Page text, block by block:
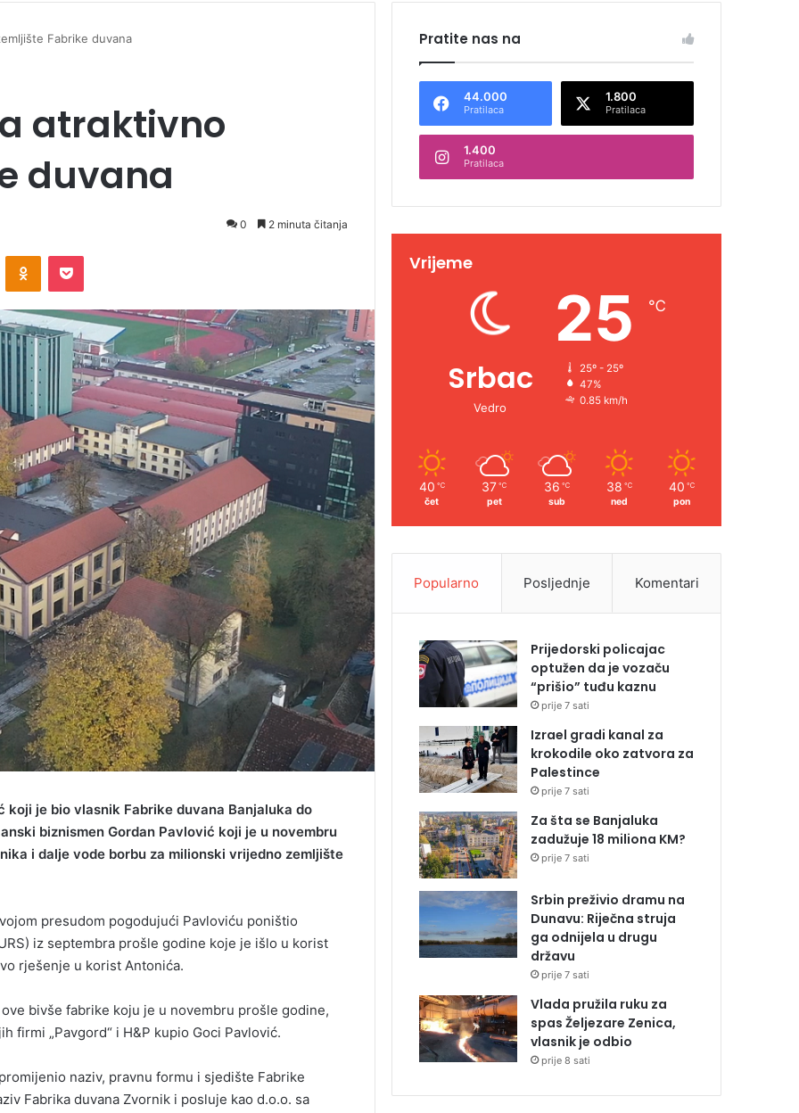
Fabrike duvana
atraktivno
duvana
0 2 minuta čitanja
je bio vlasnik Fabrike duvana Banjaluka do
biznismen Gordan Pavlović koji je u novembru
i dalje vode borbu za milionski vrijedno zemljište
presudom pogodujući Pavloviću poništio
iz septembra prošle godine koje je išlo u korist
rješenje u korist Antonića.
bivše fabrike koju je u novembru prošle godine,
firmi „Pavgord“ i H&P kupio Goci Pavlović.
naziv, pravnu formu i sjedište Fabrike
Fabrika duvana Zvornik i posluje kao d.o.o. sa
Pratite nas na
44.000
Pratilaca
1.800
Pratilaca
1.400
Pratilaca
Vrijeme
Srbac
Vedro
25 ℃
25º - 25º
47%
0.85 km/h
40 ℃
čet
37 ℃
pet
36 ℃
sub
38 ℃
ned
40 ℃
pon
Popularno Posljednje Komentari
Prijedorski policajac
optužen da je vozaču
“prišio” tuđu kaznu
prije 7 sati
Izrael gradi kanal za
krokodile oko zatvora za
Palestince
prije 7 sati
Za šta se Banjaluka
zadužuje 18 miliona KM?
prije 7 sati
Srbin preživio dramu na
Dunavu: Riječna struja
ga odnijela u drugu
državu
prije 7 sati
Vlada pružila ruku za
spas Željezare Zenica,
vlasnik je odbio
prije 8 sati